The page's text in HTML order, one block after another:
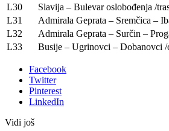
L30
Slavija – Bulevar oslobođenja /
L31
Admirala Geprata – Sremčica –
L32
Admirala Geprata – Surčin –
L33
Busije – Ugrinovci – Dobanovci
Facebook
Twitter
Pinterest
LinkedIn
Vidi još